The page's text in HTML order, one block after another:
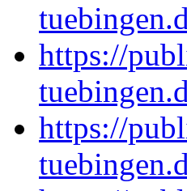
https://
https://